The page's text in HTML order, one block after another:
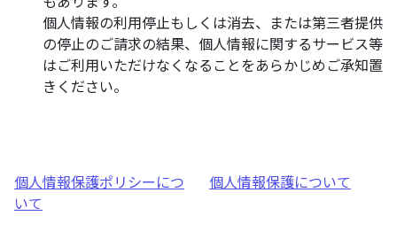
個人情報の利用停止もしくは消去、または第三者提供
の停止のご請求の結果、個人情報に関するサービス等
はご利用いただけなくなることをあらかじめご承知置
きください。
個人情報保護ポリシーにつ
いて
個人情報保護について